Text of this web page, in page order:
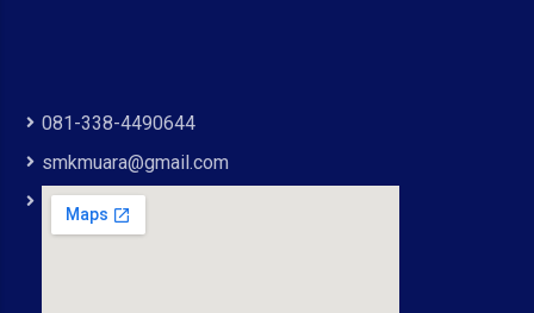
081-338-4490644
smkmuara@gmail.com